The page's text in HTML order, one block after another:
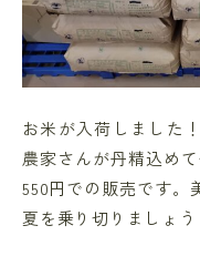
お米が入荷しました
農家さんが丹精込め
550円での販売です。
夏を乗り切りましょう